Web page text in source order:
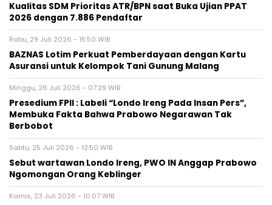
Kualitas SDM Prioritas ATR/BPN saat Buka Ujian PPAT
2026 dengan 7.886 Pendaftar
Rabu, 29 Juli 2026 - 15:50 WIB
BAZNAS Lotim Perkuat Pemberdayaan dengan Kartu
Asuransi untuk Kelompok Tani Gunung Malang
Minggu, 26 Juli 2026 - 07:29 WIB
Presedium FPII : Labeli “Londo Ireng Pada Insan Pers”,
Membuka Fakta Bahwa Prabowo Negarawan Tak
Berbobot
Sabtu, 25 Juli 2026 - 12:50 WIB
Sebut wartawan Londo Ireng, PWO IN Anggap Prabowo
Ngomongan Orang Keblinger
Kamis, 23 Juli 2026 - 10:07 WIB